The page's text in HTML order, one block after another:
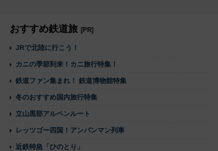
おすすめ鉄道旅 [PR]
JRで北陸に行こう！
カニの季節到来！カニ旅行特集！
鉄道ファン集まれ！ 鉄道博物館特集
冬のおすすめ国内旅行特集
立山黒部アルペンルート
レッツゴー四国！アンパンマン列車
近鉄特急「ひのとり」